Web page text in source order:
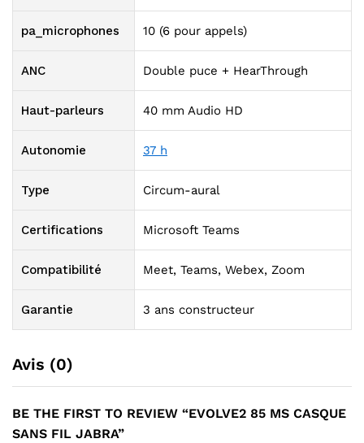
pa_microphones 10 (6 pour appels)
ANC Double puce + HearThrough
Haut-parleurs 40 mm Audio HD
Autonomie 37 h
Type Circum-aural
Certifications Microsoft Teams
Compatibilité Meet, Teams, Webex, Zoom
Garantie 3 ans constructeur
Avis (0)
BE THE FIRST TO REVIEW “EVOLVE2 85 MS CASQUE
SANS FIL JABRA”